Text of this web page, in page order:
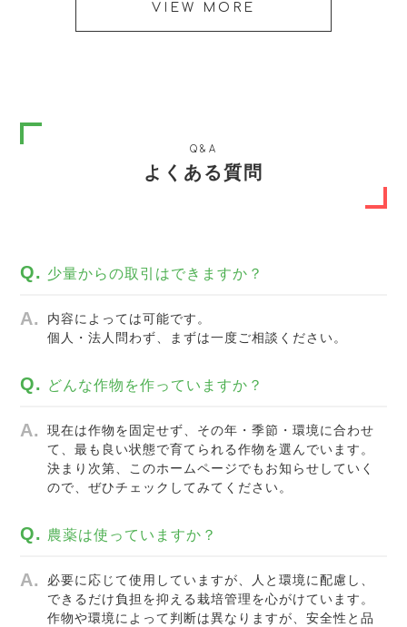
VIEW MORE
Q&A
よくある質問
少量からの取引はできますか？
内容によっては可能です。
個人・法人問わず、まずは一度ご相談ください。
どんな作物を作っていますか？
現在は作物を固定せず、その年・季節・環境に合わせ
て、最も良い状態で育てられる作物を選んでいます。
決まり次第、このホームページでもお知らせしていく
ので、ぜひチェックしてみてください。
農薬は使っていますか？
必要に応じて使用していますが、人と環境に配慮し、
できるだけ負担を抑える栽培管理を心がけています。
作物や環境によって判断は異なりますが、安全性と品